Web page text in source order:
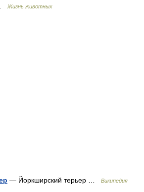
Жизнь животных
— Йоркширский терьер … Википедия